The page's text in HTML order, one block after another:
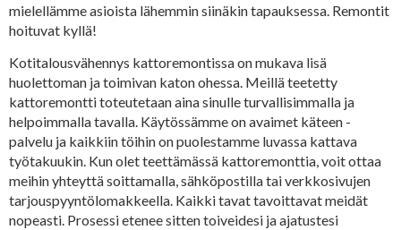
mielellämme asioista lähemmin siinäkin tapauksessa. Remontit
hoituvat kyllä!
Kotitalousvähennys kattoremontissa on mukava lisä
huolettoman ja toimivan katon ohessa. Meillä teetetty
kattoremontti toteutetaan aina sinulle turvallisimmalla ja
helpoimmalla tavalla. Käytössämme on avaimet käteen -
palvelu ja kaikkiin töihin on puolestamme luvassa kattava
työtakuukin. Kun olet teettämässä kattoremonttia, voit ottaa
meihin yhteyttä soittamalla, sähköpostilla tai verkkosivujen
tarjouspyyntölomakkeella. Kaikki tavat tavoittavat meidät
nopeasti. Prosessi etenee sitten toiveidesi ja ajatustesi